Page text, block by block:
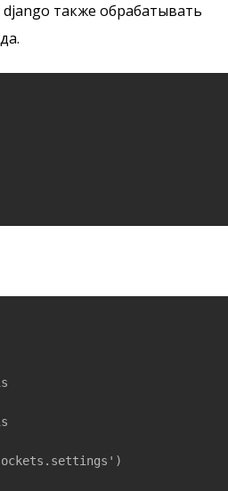
также обрабатывать